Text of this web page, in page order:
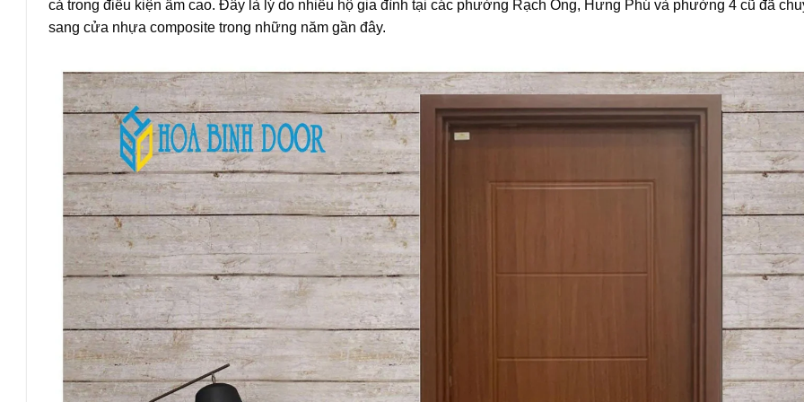
cả trong điều kiện ẩm cao. Đây là lý do nhiều hộ gia đình tại các phường Rạch Ông, Hưng Phú và phường 4 cũ đã
sang cửa nhựa composite trong những năm gần đây.